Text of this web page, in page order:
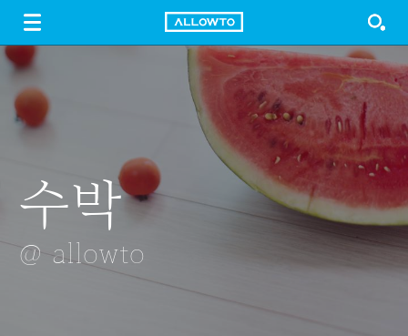
FREE DOWNLOAD LOGIN SIGN UP
수박
@ allowto
패턴
@ allowto
팥빙수에 넣는
팥
롯데월드타워
@ allowto
매직아일랜드
@ allowto